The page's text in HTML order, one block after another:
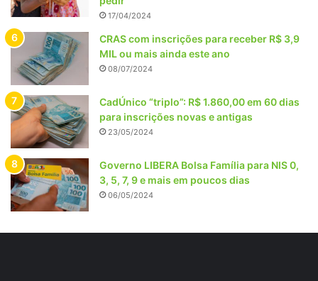
17/04/2024
CRAS com inscrições para receber R$ 3,9
MIL ou mais ainda este ano
08/07/2024
CadÚnico “triplo”: R$ 1.860,00 em 60 dias
para inscrições novas e antigas
23/05/2024
Governo LIBERA Bolsa Família para NIS 0,
3, 5, 7, 9 e mais em poucos dias
06/05/2024